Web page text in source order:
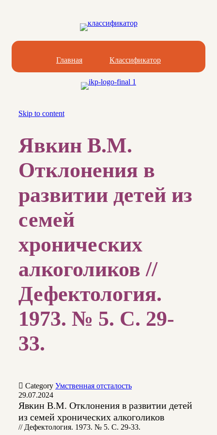
Главная Классификатор
Skip to content
Явкин В.М.
Отклонения в
развитии детей из
семей
хронических
алкоголиков //
Дефектология.
1973. № 5. С. 29-
33.
 Category Умственная отсталость
29.07.2024
Явкин В.М. Отклонения в развитии детей
из семей хронических алкоголиков
// Дефектология. 1973. № 5. С. 29-33.